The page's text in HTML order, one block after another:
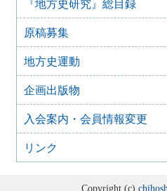
2013年2月26日
2011年 庄内大会 『出羽庄内の
2010年 成田大会 『北総地域の
史的変容―』
2010年11月4日
2009年 都城大会 『南九州の地
の歴史像―』
2009年10月23日
2008年 茨城大会 『茨城の歴史
『地方史研究』総目録
原稿募集
地方史運動
企画出版物
入会案内・会員情報変更
リンク
Copyright (c)